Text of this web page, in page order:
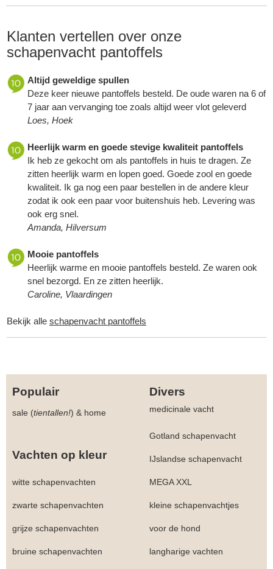
Klanten vertellen over onze
schapenvacht pantoffels
Altijd geweldige spullen
Deze keer nieuwe pantoffels besteld. De oude waren na 6 of
7 jaar aan vervanging toe zoals altijd weer vlot geleverd
Loes, Hoek
Heerlijk warm en goede stevige kwaliteit pantoffels
Ik heb ze gekocht om als pantoffels in huis te dragen. Ze
zitten heerlijk warm en lopen goed. Goede zool en goede
kwaliteit. Ik ga nog een paar bestellen in de andere kleur
zodat ik ook een paar voor buitenshuis heb. Levering was
ook erg snel.
Amanda, Hilversum
Mooie pantoffels
Heerlijk warme en mooie pantoffels besteld. Ze waren ook
snel bezorgd. En ze zitten heerlijk.
Caroline, Vlaardingen
Bekijk alle schapenvacht pantoffels
Populair Divers
sale (tientallen!) & home medicinale vacht
Gotland schapenvacht
Vachten op kleur IJslandse schapenvacht
witte schapenvachten MEGA XXL
zwarte schapenvachten kleine schapenvachtjes
grijze schapenvachten voor de hond
bruine schapenvachten langharige vachten